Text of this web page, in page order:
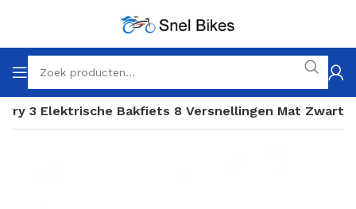
3 Elektrische Bakfiets 8 Versnellingen Mat Zwart